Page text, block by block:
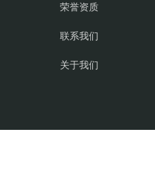
荣誉资质
联系我们
关于我们